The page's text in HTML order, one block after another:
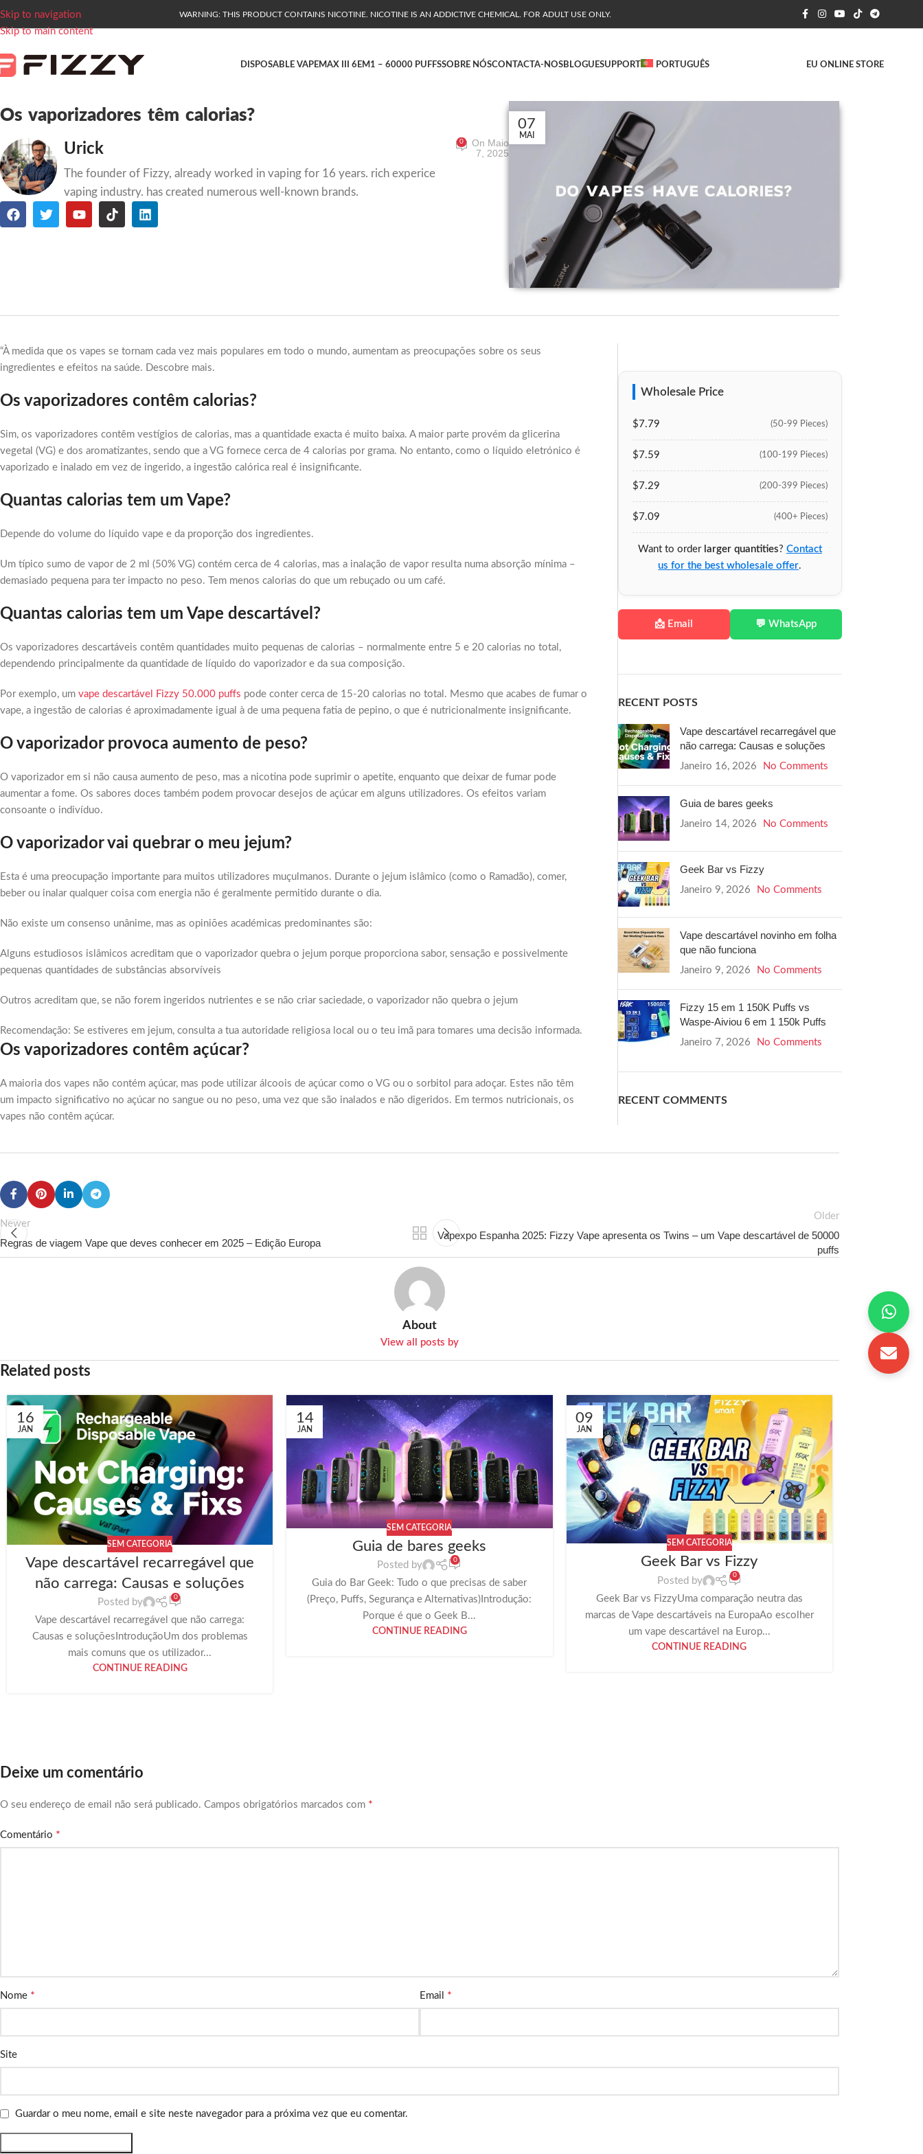
Skip to navigation
Skip to main content
WARNING: THIS PRODUCT CONTAINS NICOTINE. NICOTINE IS AN ADDICTIVE CHEMICAL. FOR ADULT USE ONLY.
DISPOSABLE VAPEMAX III 6EM1 – 60000 PUFFSSOBRE NÓSCONTACTA-NOSBLOGUESUPPORT PORTUGUÊS EU ONLINE STORE
Os vaporizadores têm calorias?
Urick
The founder of Fizzy, already worked in vaping for 16 years. rich experice
vaping industry. has created numerous well-known brands.
0
On Maio
7, 2025
07
MAI
“À medida que os vapes se tornam cada vez mais populares em todo o mundo, aumentam as preocupações sobre os seus
ingredientes e efeitos na saúde. Descobre mais.
Os vaporizadores contêm calorias?
Sim, os vaporizadores contêm vestígios de calorias, mas a quantidade exacta é muito baixa. A maior parte provém da glicerina
vegetal (VG) e dos aromatizantes, sendo que a VG fornece cerca de 4 calorias por grama. No entanto, como o líquido eletrónico é
vaporizado e inalado em vez de ingerido, a ingestão calórica real é insignificante.
Quantas calorias tem um Vape?
Depende do volume do líquido vape e da proporção dos ingredientes.
Um típico sumo de vapor de 2 ml (50% VG) contém cerca de 4 calorias, mas a inalação de vapor resulta numa absorção mínima –
demasiado pequena para ter impacto no peso. Tem menos calorias do que um rebuçado ou um café.
Quantas calorias tem um Vape descartável?
Os vaporizadores descartáveis contêm quantidades muito pequenas de calorias – normalmente entre 5 e 20 calorias no total,
dependendo principalmente da quantidade de líquido do vaporizador e da sua composição.
Por exemplo, um vape descartável Fizzy 50.000 puffs pode conter cerca de 15-20 calorias no total. Mesmo que acabes de fumar o
vape, a ingestão de calorias é aproximadamente igual à de uma pequena fatia de pepino, o que é nutricionalmente insignificante.
O vaporizador provoca aumento de peso?
O vaporizador em si não causa aumento de peso, mas a nicotina pode suprimir o apetite, enquanto que deixar de fumar pode
aumentar a fome. Os sabores doces também podem provocar desejos de açúcar em alguns utilizadores. Os efeitos variam
consoante o indivíduo.
O vaporizador vai quebrar o meu jejum?
Esta é uma preocupação importante para muitos utilizadores muçulmanos. Durante o jejum islâmico (como o Ramadão), comer,
beber ou inalar qualquer coisa com energia não é geralmente permitido durante o dia.
Não existe um consenso unânime, mas as opiniões académicas predominantes são:
Alguns estudiosos islâmicos acreditam que o vaporizador quebra o jejum porque proporciona sabor, sensação e possivelmente
pequenas quantidades de substâncias absorvíveis
Outros acreditam que, se não forem ingeridos nutrientes e se não criar saciedade, o vaporizador não quebra o jejum
Recomendação: Se estiveres em jejum, consulta a tua autoridade religiosa local ou o teu imã para tomares uma decisão informada.
Os vaporizadores contêm açúcar?
A maioria dos vapes não contém açúcar, mas pode utilizar álcoois de açúcar como o VG ou o sorbitol para adoçar. Estes não têm
um impacto significativo no açúcar no sangue ou no peso, uma vez que são inalados e não digeridos. Em termos nutricionais, os
vapes não contêm açúcar.
Wholesale Price
$7.79 (50-99 Pieces)
$7.59 (100-199 Pieces)
$7.29 (200-399 Pieces)
$7.09 (400+ Pieces)
Want to order larger quantities? Contact
us for the best wholesale offer.
📩 Email 💬 WhatsApp
RECENT POSTS
Vape descartável recarregável que
não carrega: Causas e soluções
Janeiro 16, 2026 No Comments
Guia de bares geeks
Janeiro 14, 2026 No Comments
Geek Bar vs Fizzy
Janeiro 9, 2026 No Comments
Vape descartável novinho em folha
que não funciona
Janeiro 9, 2026 No Comments
Fizzy 15 em 1 150K Puffs vs
Waspe-Aiviou 6 em 1 150k Puffs
Janeiro 7, 2026 No Comments
RECENT COMMENTS
Newer
Regras de viagem Vape que deves conhecer em 2025 – Edição Europa
Older
Vapexpo Espanha 2025: Fizzy Vape apresenta os Twins – um Vape descartável de 50000
puffs
About
View all posts by
Related posts
16
JAN
SEM CATEGORIA
Vape descartável recarregável que
não carrega: Causas e soluções
Posted by
0
Vape descartável recarregável que não carrega:
Causas e soluçõesIntroduçãoUm dos problemas
mais comuns que os utilizador...
CONTINUE READING
14
JAN
SEM CATEGORIA
Guia de bares geeks
Posted by
0
Guia do Bar Geek: Tudo o que precisas de saber
(Preço, Puffs, Segurança e Alternativas)Introdução:
Porque é que o Geek B...
CONTINUE READING
09
JAN
SEM CATEGORIA
Geek Bar vs Fizzy
Posted by
0
Geek Bar vs FizzyUma comparação neutra das
marcas de Vape descartáveis na EuropaAo escolher
um vape descartável na Europ...
CONTINUE READING
Deixe um comentário
O seu endereço de email não será publicado. Campos obrigatórios marcados com *
Comentário *
Nome * Email *
Site
Guardar o meu nome, email e site neste navegador para a próxima vez que eu comentar.